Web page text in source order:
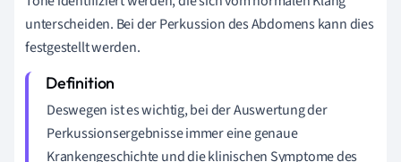
unterscheiden. Bei der Perkussion des Abdomens kann dies
festgestellt werden.
Deswegen ist es wichtig, bei der Auswertung der
Perkussionsergebnisse immer eine genaue
Krankengeschichte und die klinischen Symptome des